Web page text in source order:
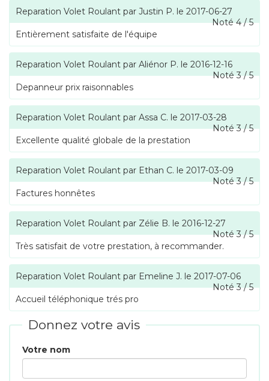
Reparation Volet Roulant par Justin P. le 2017-06-27
Noté4/5
Entièrement satisfaite de l'équipe
Reparation Volet Roulant par Aliénor P. le 2016-12-16
Noté3/5
Depanneur prix raisonnables
Reparation Volet Roulant par Assa C. le 2017-03-28
Noté3/5
Excellente qualité globale de la prestation
Reparation Volet Roulant par Ethan C. le 2017-03-09
Noté3/5
Factures honnêtes
Reparation Volet Roulant par Zélie B. le 2016-12-27
Noté3/5
Très satisfait de votre prestation, à recommander.
Reparation Volet Roulant par Emeline J. le 2017-07-06
Noté3/5
Accueil téléphonique trés pro
Donnez votre avis
Votre nom